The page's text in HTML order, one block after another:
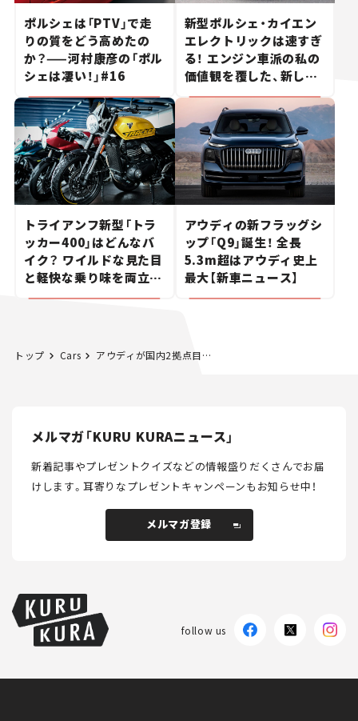
ポルシェは「PTV」で走
りの質をどう高めたの
か？——河村康彦の「ポル
シェは凄い！」#16
新型ポルシェ・カイエン
エレクトリックは速すぎ
る！ エンジン車派の私の
価値観を覆した、新しい
ポルシェの走り。
トライアンフ新型「トラ
ッカー400」はどんなバ
イク？ ワイルドな見た目
と軽快な乗り味を両立し
た400ccフラットトラッ
アウディの新フラッグシ
ップ「Q9」誕生！ 全長
5.3m超はアウディ史上
最大【新車ニュース】
トップ Cars アウディが国内2拠点目のEV充電スポット「Audi charging hub芝公園」をオープン！
メルマガ「KURU KURAニュース」
新着記事やプレゼントクイズなどの情報盛りだくさんでお届
けします。耳寄りなプレゼントキャンペーンもお知らせ中！
メルマガ登録
follow us